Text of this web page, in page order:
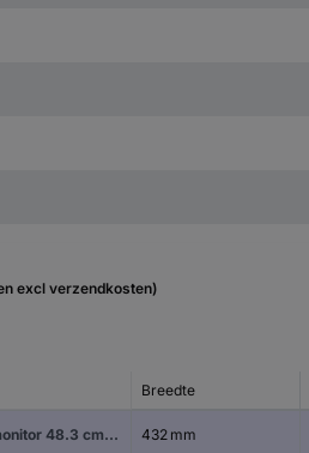
excl verzendkosten)
Breedte
Faytech FT19BX6413ECAPOB Touchscreen monitor 48.3 cm (19 inch) 1920 x 1080 Pixel 4:3 HDMI, DisplayPort, Audio-Line-in, Audio-Line-out, WiFi, USB-A 2.0, USB-A 3.0, Cardreader, SD, RS232 IPS LCD 432 mm